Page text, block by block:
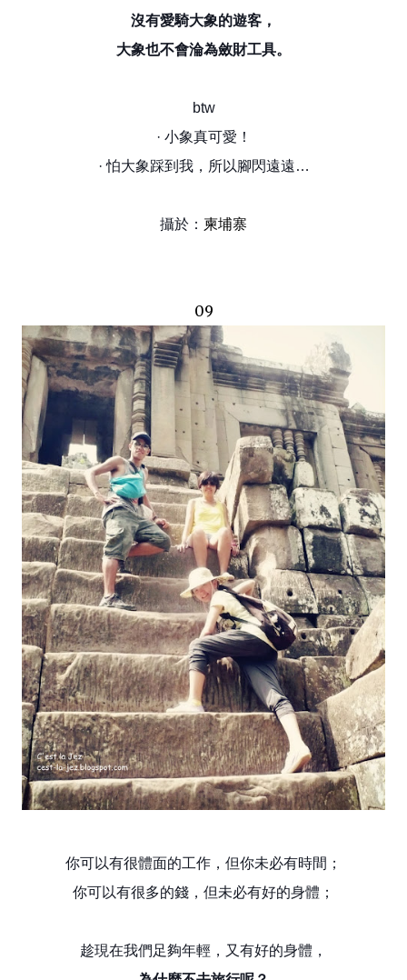
沒有愛騎大象的遊客，
大象也不會淪為斂財工具。
btw
· 小象真可愛！
· 怕大象踩到我，所以腳閃遠遠…
攝於： 柬埔寨
09
你可以有很體面的工作，但你未必有時間；
你可以有很多的錢，但未必有好的身體；
趁現在我們足夠年輕，又有好的身體，